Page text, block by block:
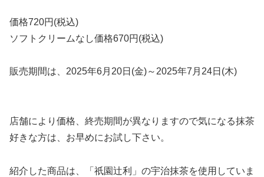
価格720円(税込)
ソフトクリームなし価格670円(税込)
販売期間は、2025年6月20日(金)～2025年7月24日(木)
店舗により価格、終売期間が異なりますので気になる抹茶
好きな方は、お早めにお試し下さい。
紹介した商品は、「祇園辻利」の宇治抹茶を使用していま